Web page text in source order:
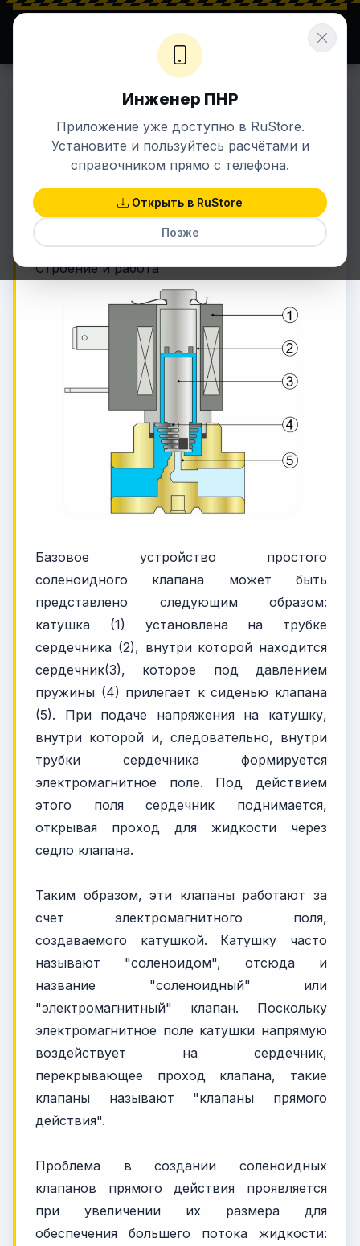
⚡ ENERGETIK.UZ
Инженер ПНР
Приложение уже доступно в RuStore.
Установите и пользуйтесь расчётами и
справочником прямо с телефона.
Открыть в RuStore
Позже
Соленоидный
(электромагнитный) клапан
Конструкция соленоидных клапанов
прямого действия
Строение и работа
Базовое устройство простого
соленоидного клапана может быть
представлено следующим образом:
катушка (1) установлена на трубке
сердечника (2), внутри которой находится
сердечник(3), которое под давлением
пружины (4) прилегает к сиденью клапана
(5). При подаче напряжения на катушку,
внутри которой и, следовательно, внутри
трубки сердечника формируется
электромагнитное поле. Под действием
этого поля сердечник поднимается,
открывая проход для жидкости через
седло клапана.
Таким образом, эти клапаны работают за
счет электромагнитного поля,
создаваемого катушкой. Катушку часто
называют "соленоидом", отсюда и
название "соленоидный" или
"электромагнитный" клапан. Поскольку
электромагнитное поле катушки напрямую
воздействует на сердечник,
перекрывающее проход клапана, такие
клапаны называют "клапаны прямого
действия".
Проблема в создании соленоидных
клапанов прямого действия проявляется
при увеличении их размера для
обеспечения большего потока жидкости: